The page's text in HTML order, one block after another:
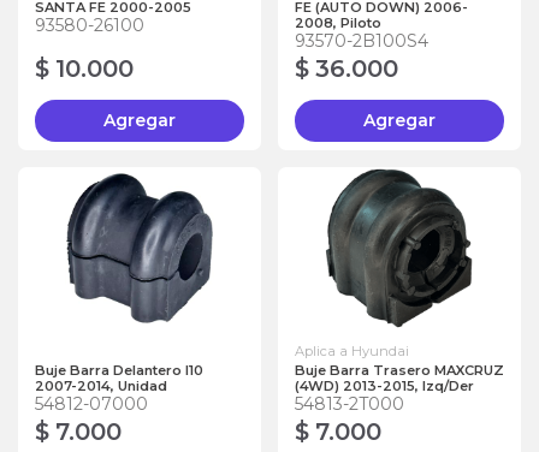
SANTA FE 2000-2005
93580-26100
$ 10.000
Agregar
FE (AUTO DOWN) 2006-
2008, Piloto
93570-2B100S4
$ 36.000
Agregar
Buje Barra Delantero I10
2007-2014, Unidad
54812-07000
$ 7.000
Aplica a Hyundai
Buje Barra Trasero MAXCRUZ
(4WD) 2013-2015, Izq/Der
54813-2T000
$ 7.000